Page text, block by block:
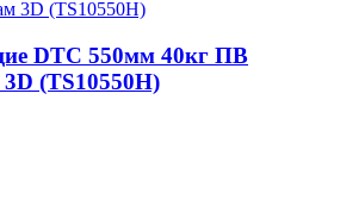
DTC 550мм 40кг ПВ
(TS10550H)